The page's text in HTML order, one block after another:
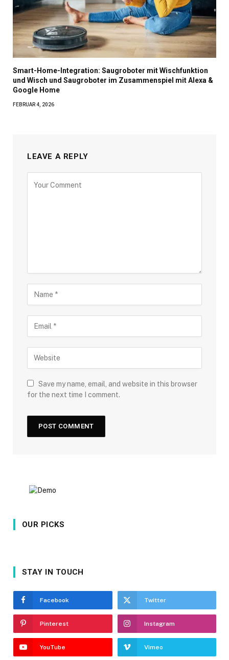
Smart-Home-Integration: Saugroboter mit Wischfunktion
und Wisch und Saugroboter im Zusammenspiel mit Alexa &
Google Home
FEBRUAR 4, 2026
LEAVE A REPLY
Save my name, email, and website in this browser
for the next time I comment.
OUR PICKS
STAY IN TOUCH
Facebook Twitter
Pinterest Instagram
YouTube Vimeo